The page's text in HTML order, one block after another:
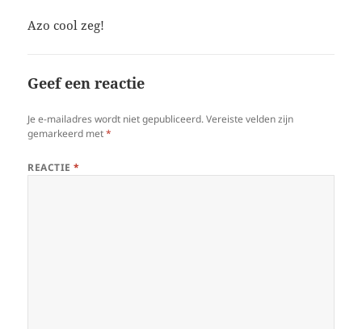
Azo cool zeg!
Geef een reactie
Je e-mailadres wordt niet gepubliceerd. Vereiste velden zijn
gemarkeerd met*
REACTIE*